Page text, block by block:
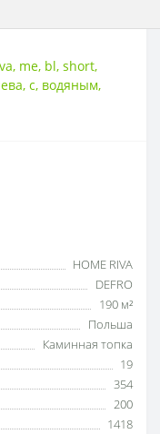
, me, bl, short,
, с, водяным,
HOME RIVA
DEFRO
190 м²
Польша
Каминная топка
19
354
200
1418